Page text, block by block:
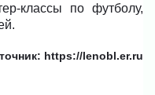
классы по футболу,
https://lenobl.er.ru